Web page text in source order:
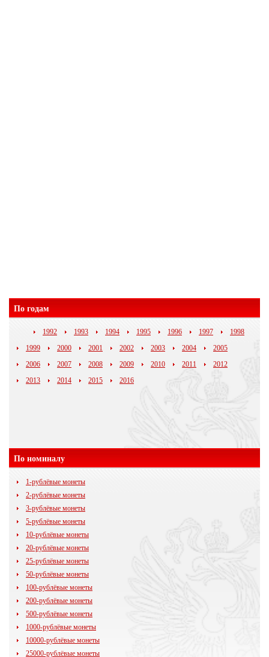
По годам
1992 1993 1994 1995 1996 1997
1998
1999
2000 2001 2002 2003 2004
2005
2006
2007 2008 2009 2010 2011
2012
2013
2014 2015 2016
По номиналу
1-рублёвые монеты
2-рублёвые монеты
3-рублёвые монеты
5-рублёвые монеты
10-рублёвые монеты
20-рублёвые монеты
25-рублёвые монеты
50-рублёвые монеты
100-рублёвые монеты
200-рублёвые монеты
500-рублёвые монеты
1000-рублёвые монеты
10000-рублёвые монеты
25000-рублёвые монеты